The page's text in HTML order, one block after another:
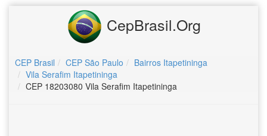
CepBrasil.Org
CEP Brasil CEP São Paulo
Bairros Itapetininga
Vila Serafim Itapetininga
CEP 18203080 Vila Serafim Itapetininga